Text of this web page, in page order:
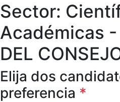
Sector:
Académicas -
DEL
Elija dos
preferencia *